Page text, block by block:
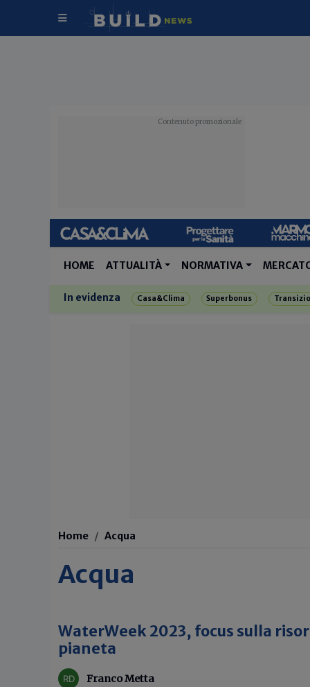
HOME ATTUALITÀ NORMATIVA
In evidenza Casa&Clima Superbonus
Home Acqua
Acqua
WaterWeek 2023, focus sulla
pianeta
Franco Metta